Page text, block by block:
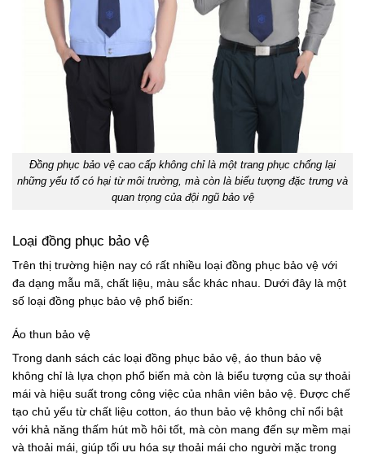
Đồng phục bảo vệ cao cấp không chỉ là một trang phục chống lại
những yếu tố có hại từ môi trường, mà còn là biểu tượng đặc trưng và
quan trọng của đội ngũ bảo vệ
Loại đồng phục bảo vệ
Trên thị trường hiện nay có rất nhiều loại đồng phục bảo vệ với
đa dạng mẫu mã, chất liệu, màu sắc khác nhau. Dưới đây là một
số loại đồng phục bảo vệ phổ biến:
Áo thun bảo vệ
Trong danh sách các loại đồng phục bảo vệ, áo thun bảo vệ
không chỉ là lựa chọn phổ biến mà còn là biểu tượng của sự thoải
mái và hiệu suất trong công việc của nhân viên bảo vệ. Được chế
tạo chủ yếu từ chất liệu cotton, áo thun bảo vệ không chỉ nổi bật
với khả năng thấm hút mồ hôi tốt, mà còn mang đến sự mềm mại
và thoải mái, giúp tối ưu hóa sự thoải mái cho người mặc trong